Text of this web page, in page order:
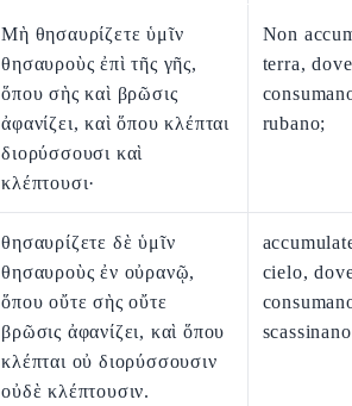
Μὴ θησαυρίζετε ὑμῖν
θησαυροὺς ἐπὶ τῆς γῆς,
ὅπου σὴς καὶ βρῶσις
ἀφανίζει, καὶ ὅπου κλέπται
διορύσσουσι καὶ
κλέπτουσι·
Non
terra,
rubano;
θησαυρίζετε δὲ ὑμῖν
θησαυροὺς ἐν οὐρανῷ,
ὅπου οὔτε σὴς οὔτε
βρῶσις ἀφανίζει, καὶ ὅπου
κλέπται οὐ διορύσσουσιν
οὐδὲ κλέπτουσιν.
cielo,